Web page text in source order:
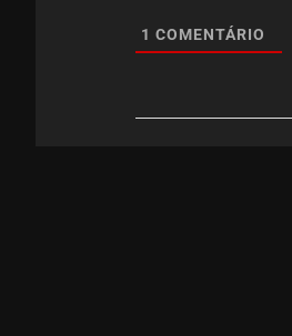
1 COMENTÁRIO